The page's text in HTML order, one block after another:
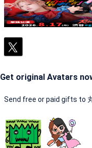
Get original Avatars
Send free or paid gifts to